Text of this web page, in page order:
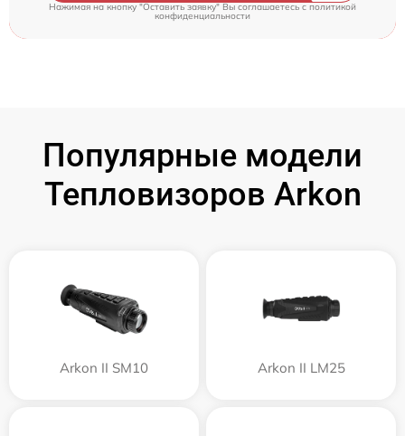
Нажимая на кнопку "Оставить заявку" Вы соглашаетесь c политикой
конфиденциальности
Популярные модели
Тепловизоров Arkon
Arkon II SM10 Arkon II LM25